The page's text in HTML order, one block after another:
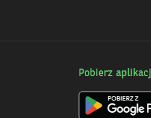
Pobierz